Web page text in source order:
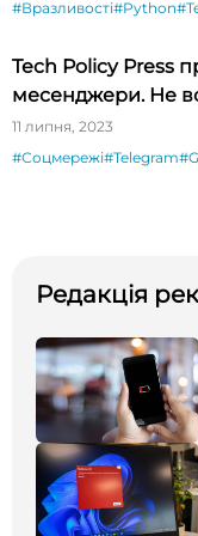
#Вразливості#Python
Tech Policy Press
месенджери. Не
вважалося
11 липня, 2023
#Соцмережі#Telegram
Редакція